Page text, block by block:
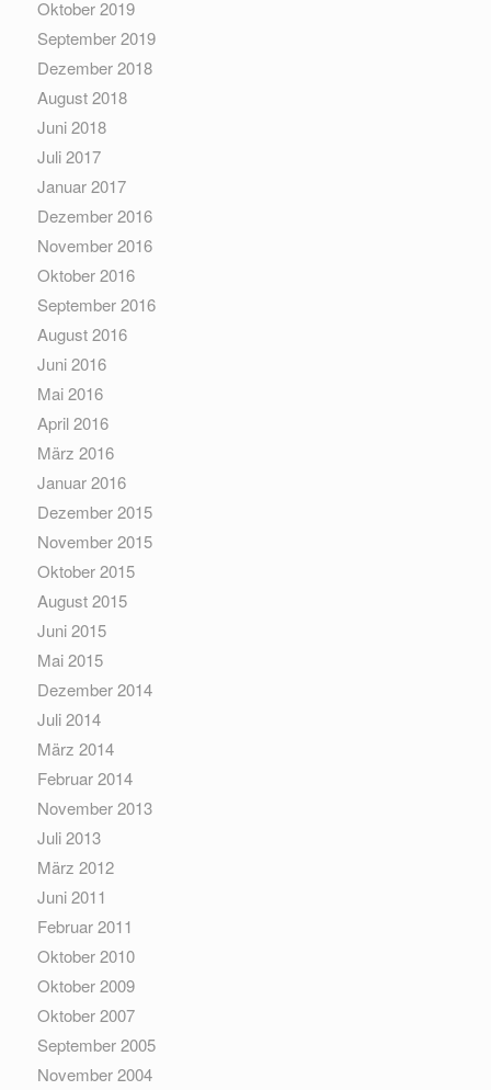
Oktober 2019
September 2019
Dezember 2018
August 2018
Juni 2018
Juli 2017
Januar 2017
Dezember 2016
November 2016
Oktober 2016
September 2016
August 2016
Juni 2016
Mai 2016
April 2016
März 2016
Januar 2016
Dezember 2015
November 2015
Oktober 2015
August 2015
Juni 2015
Mai 2015
Dezember 2014
Juli 2014
März 2014
Februar 2014
November 2013
Juli 2013
März 2012
Juni 2011
Februar 2011
Oktober 2010
Oktober 2009
Oktober 2007
September 2005
November 2004